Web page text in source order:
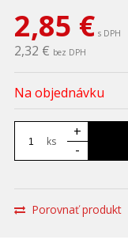
2,85 € s DPH
2,32 € bez DPH
Na objednávku
ks
+
-
Porovnať produkt